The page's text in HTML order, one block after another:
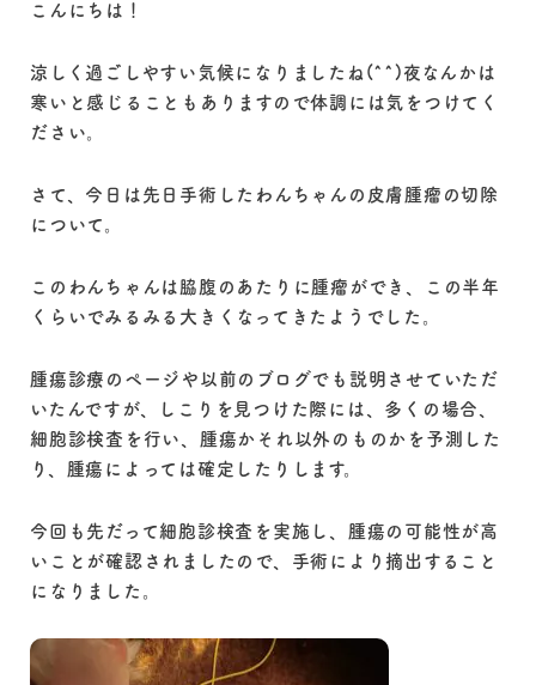
こんにちは！
涼しく過ごしやすい気候になりましたね(^^)夜なんかは
寒いと感じることもありますので体調には気をつけてく
ださい。
さて、今日は先日手術したわんちゃんの皮膚腫瘤の切除
について。
このわんちゃんは脇腹のあたりに腫瘤ができ、この半年
くらいでみるみる大きくなってきたようでした。
腫瘍診療のページや以前のブログでも説明させていただ
いたんですが、しこりを見つけた際には、多くの場合、
細胞診検査を行い、腫瘍かそれ以外のものかを予測した
り、腫瘍によっては確定したりします。
今回も先だって細胞診検査を実施し、腫瘍の可能性が高
いことが確認されましたので、手術により摘出すること
になりました。